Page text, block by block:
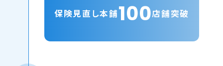
保険見直し本舗100店舗突破